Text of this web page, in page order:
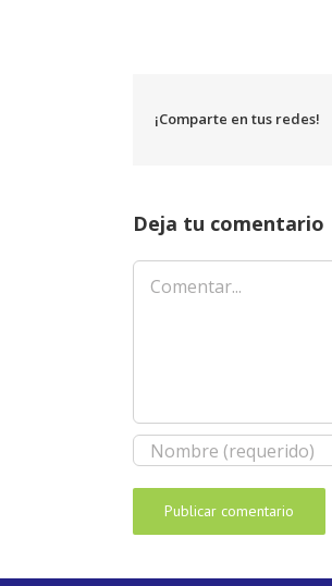
¡Comparte en tus redes!
Deja tu comentario
Comentar